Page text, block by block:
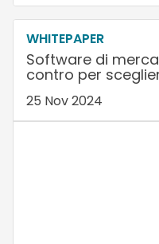
WHITEPAPER
Software di
contro per
25 Nov 2024